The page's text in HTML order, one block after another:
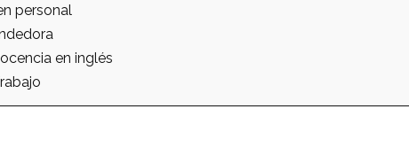
personal
en inglés